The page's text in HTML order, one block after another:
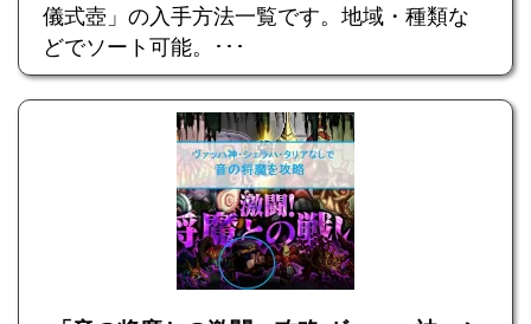
儀式壺」の入手方法一覧です。地域・種類な
どでソート可能。･･･